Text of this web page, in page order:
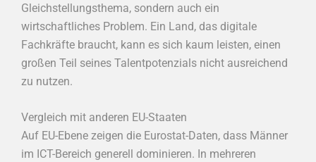
Gleichstellungsthema, sondern auch ein
wirtschaftliches Problem. Ein Land, das digitale
Fachkräfte braucht, kann es sich kaum leisten, einen
großen Teil seines Talentpotenzials nicht ausreichend
zu nutzen.
Vergleich mit anderen EU-Staaten
Auf EU-Ebene zeigen die Eurostat-Daten, dass Männer
im ICT-Bereich generell dominieren. In mehreren